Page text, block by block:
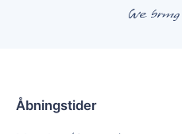
Åbningstider